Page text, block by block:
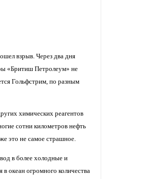
взрыв. Через два дня
«Бритиш Петролеум» не
Гольфстрим, по разным
химических реагентов
сотни километров нефть
это не самое страшное.
в более холодные и
океан огромного количества